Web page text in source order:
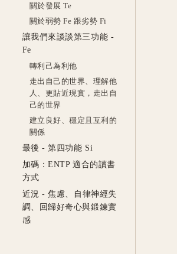
關於發展 Te
關於弱勢 Fe 跟劣勢 Fi
讓我們來談談第三功能 -
Fe
轉利己為利他
走出自己的世界、理解他
人、更貼近現實，走出自
己的世界
建立良好、穩定且互利的
關係
最後 - 第四功能 Si
加碼：ENTP 適合的讀書
方式
近況 - 焦慮、自律神經失
調、回歸好奇心與鍛鍊實
感